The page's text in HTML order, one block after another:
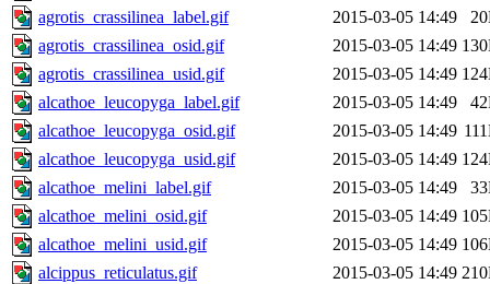
agrotis_crassilinea_label.gif
2015-03-05 14:49
agrotis_crassilinea_osid.gif
2015-03-05 14:49
agrotis_crassilinea_usid.gif
2015-03-05 14:49
alcathoe_leucopyga_label.gif
2015-03-05 14:49
alcathoe_leucopyga_osid.gif
2015-03-05 14:49
alcathoe_leucopyga_usid.gif
2015-03-05 14:49
alcathoe_melini_label.gif
2015-03-05 14:49
alcathoe_melini_osid.gif
2015-03-05 14:49
alcathoe_melini_usid.gif
2015-03-05 14:49
alcippus_reticulatus.gif
2015-03-05 14:49